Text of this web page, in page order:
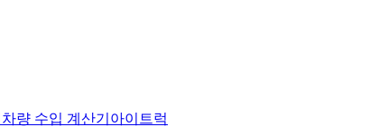
차량 수입 계산기 아이트럭